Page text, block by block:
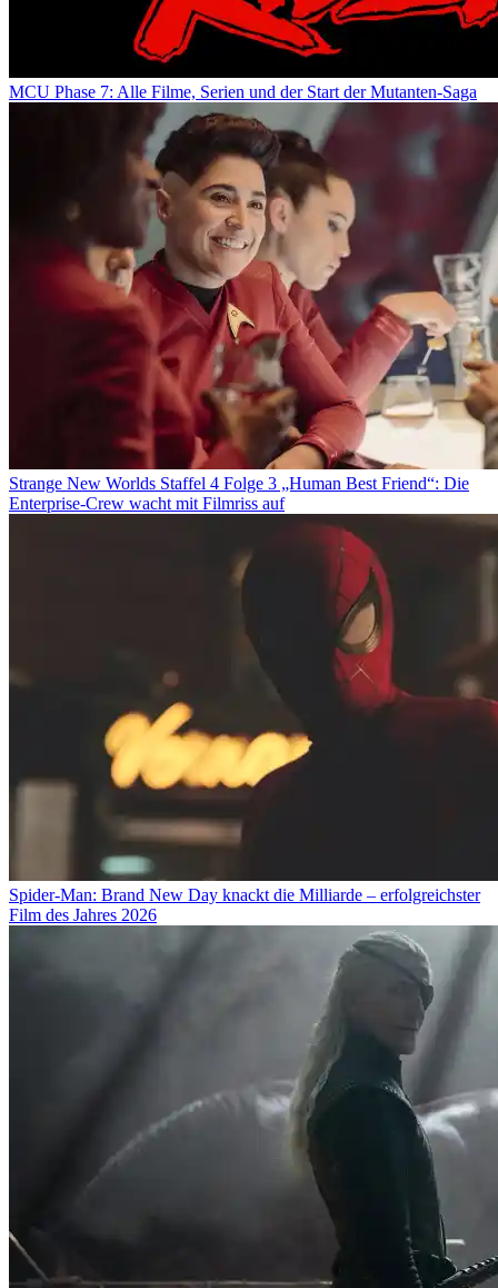
MCU Phase 7: Alle Filme, Serien und der Start der Mutanten-Saga
Strange New Worlds Staffel 4 Folge 3 „Human Best Friend“: Die
Enterprise-Crew wacht mit Filmriss auf
Spider-Man: Brand New Day knackt die Milliarde – erfolgreichster
Film des Jahres 2026